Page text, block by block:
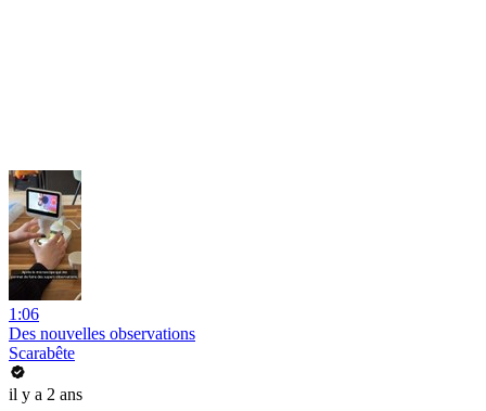
1:06
Des nouvelles observations
Scarabête
il y a 2 ans